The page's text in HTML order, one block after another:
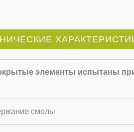
элементы испытаны
смолы